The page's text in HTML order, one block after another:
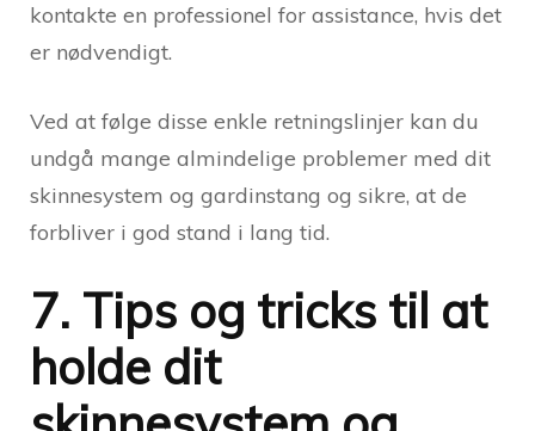
kontakte en professionel for assistance, hvis det
er nødvendigt.
Ved at følge disse enkle retningslinjer kan du
undgå mange almindelige problemer med dit
skinnesystem og gardinstang og sikre, at de
forbliver i god stand i lang tid.
7. Tips og tricks til at
holde dit